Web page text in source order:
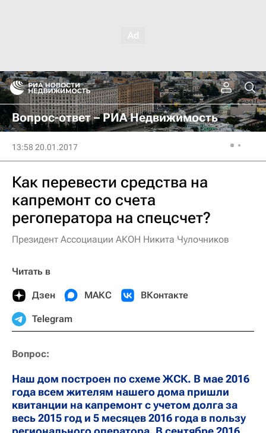
Вопрос-ответ – РИА Недвижимость
13:58 20.01.2017
Как перевести средства на
капремонт со счета
регоператора на спецсчет?
Президент Ассоциации АКОН Никита Чулочников
Читать в
Дзен МАКС ВКонтакте
Telegram
Наш дом построен по схеме ЖСК. В мае 2016
года всем жителям нашего дома пришли
квитанции на капремонт с учетом долга за
весь 2015 год и 5 месяцев 2016 года в пользу